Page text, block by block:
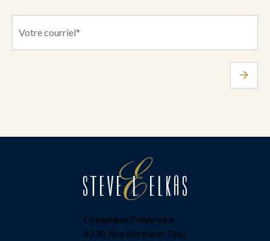
Complexe Funéraire
4230, Rue Bertrand-Fabi